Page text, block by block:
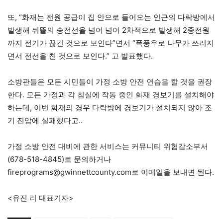
또, “화재는 전원 공급이 집 안으로 들어오는 인근의 다락방에서
발생해 뒤뜰의 송전선을 넘어 넘어 2차적으로 발생해 2중전원
까지 전기가 끊긴 것으로 보인다”면서 “폭풍우로 나무가 쓰러지
면서 전선을 친 것으로 보인다.” 고 발표했다.
소방관들은 모든 시민들이 가정 소방 안전 연습을 할 것을 권장
한다. 모든 가정과 각 침실에 작동 중인 화재 경보기를 설치해야
하는데, 이번 화재의 경우 다락방에 경보기가 설치되지 않아 조
기 진압에 실패했다고..
가정 소방 안전 대비에 관한 서비스는 커뮤니티 위험감소부서
(678-518-4845)로 문의하거나
fireprograms@gwinnettcounty.com로 이메일을 보내면 된다.
<유진 리 대표기자>